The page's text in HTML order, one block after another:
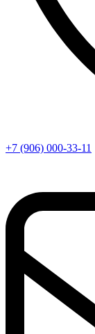
+7 (906) 000-33-11